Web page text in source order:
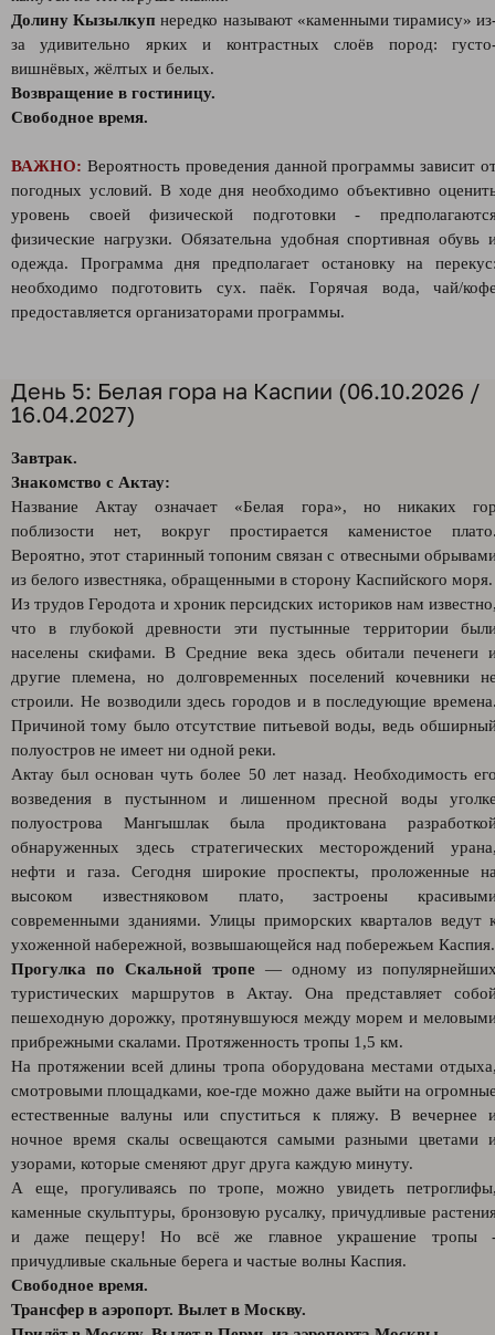
Долину Кызылкуп нередко называют «каменными тирамису»
за удивительно ярких и контрастных слоёв пород:
вишнёвых, жёлтых и белых.
Возвращение в гостиницу.
Свободное время.
ВАЖНО: Вероятность проведения данной программы зависит
погодных условий. В ходе дня необходимо объективно
уровень своей физической подготовки -
физические нагрузки. Обязательна удобная спортивная обувь
одежда. Программа дня предполагает остановку на
необходимо подготовить сух. паёк. Горячая вода, чай/
предоставляется организаторами программы.
День 5: Белая гора на Каспии (06.10.2026 /
16.04.2027)
Завтрак.
Знакомство с Актау:
Название Актау означает «Белая гора», но никаких
поблизости нет, вокруг простирается каменистое
Вероятно, этот старинный топоним связан с отвесными
из белого известняка, обращенными в сторону Каспийского
Из трудов Геродота и хроник персидских историков нам
что в глубокой древности эти пустынные территории
населены скифами. В Средние века здесь обитали печенеги
другие племена, но долговременных поселений кочевники
строили. Не возводили здесь городов и в последующие
Причиной тому было отсутствие питьевой воды, ведь
полуостров не имеет ни одной реки.
Актау был основан чуть более 50 лет назад. Необходимость
возведения в пустынном и лишенном пресной воды
полуострова Мангышлак была продиктована
обнаруженных здесь стратегических месторождений
нефти и газа. Сегодня широкие проспекты, проложенные
высоком известняковом плато, застроены
современными зданиями. Улицы приморских кварталов ведут
ухоженной набережной, возвышающейся над побережьем Каспия.
Прогулка по Скальной тропе — одному из
туристических маршрутов в Актау. Она представляет
пешеходную дорожку, протянувшуюся между морем и
прибрежными скалами. Протяженность тропы 1,5 км.
На протяжении всей длины тропа оборудована местами
смотровыми площадками, кое-где можно даже выйти на
естественные валуны или спуститься к пляжу. В вечернее
ночное время скалы освещаются самыми разными цветами
узорами, которые сменяют друг друга каждую минуту.
А еще, прогуливаясь по тропе, можно увидеть
каменные скульптуры, бронзовую русалку, причудливые
и даже пещеру! Но всё же главное украшение тропы
причудливые скальные берега и частые волны Каспия.
Свободное время.
Трансфер в аэропорт. Вылет в Москву.